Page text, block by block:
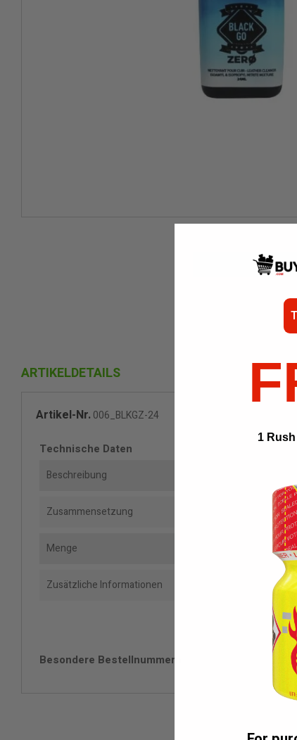
ARTIKELDETAILS
Artikel-Nr. 006_BLKGZ-24
Technische Daten
Beschreibung
Zusammensetzung
Menge
Zusätzliche Informationen
Besondere Bestellnummern
1